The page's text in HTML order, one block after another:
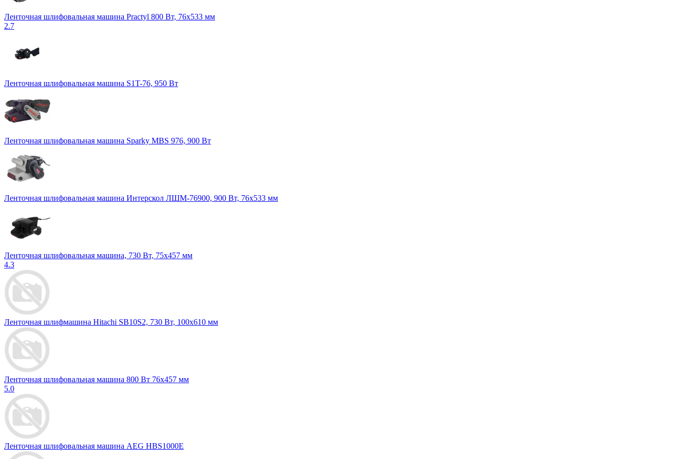
Ленточная шлифовальная машина Practyl 800 Вт, 76х533 мм
2.7
Ленточная шлифовальная машина S1T-76, 950 Вт
Ленточная шлифовальная машина Sparky MBS 976, 900 Вт
Ленточная шлифовальная машина Интерскол ЛШМ-76900, 900 Вт, 76х533 мм
Ленточная шлифовальная машина, 730 Вт, 75х457 мм
4.3
Ленточная шлифмашина Hitachi SB10S2, 730 Вт, 100х610 мм
Ленточная шлифовальная машина 800 Вт 76х457 мм
5.0
Ленточная шлифовальная машина AEG HBS1000E